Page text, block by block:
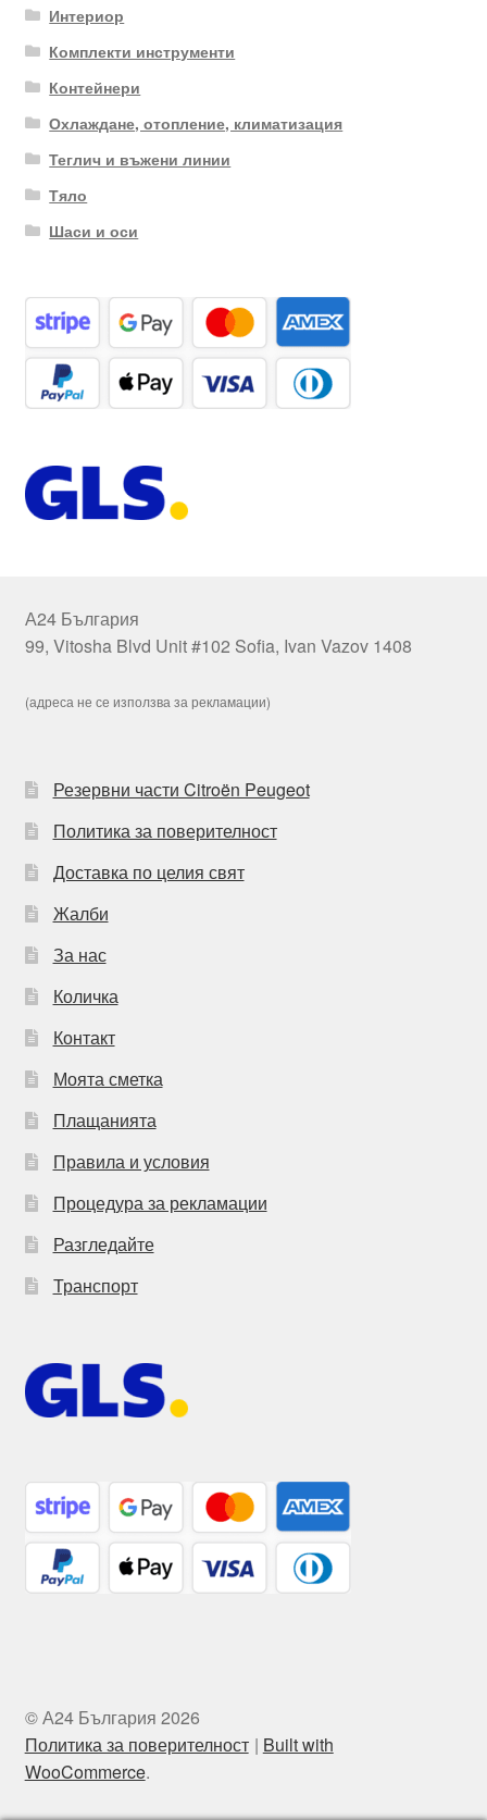
Интериор
Комплекти инструменти
Контейнери
Охлаждане, отопление, климатизация
Теглич и въжени линии
Тяло
Шаси и оси
А24 България
99, Vitosha Blvd Unit #102 Sofia, Ivan Vazov 1408
(адреса не се използва за рекламации)
Резервни части Citroën Peugeot
Политика за поверителност
Доставка по целия свят
Жалби
За нас
Количка
Контакт
Моята сметка
Плащанията
Правила и условия
Процедура за рекламации
Разгледайте
Транспорт
© А24 България 2026
Политика за поверителност
Built with
WooCommerce.